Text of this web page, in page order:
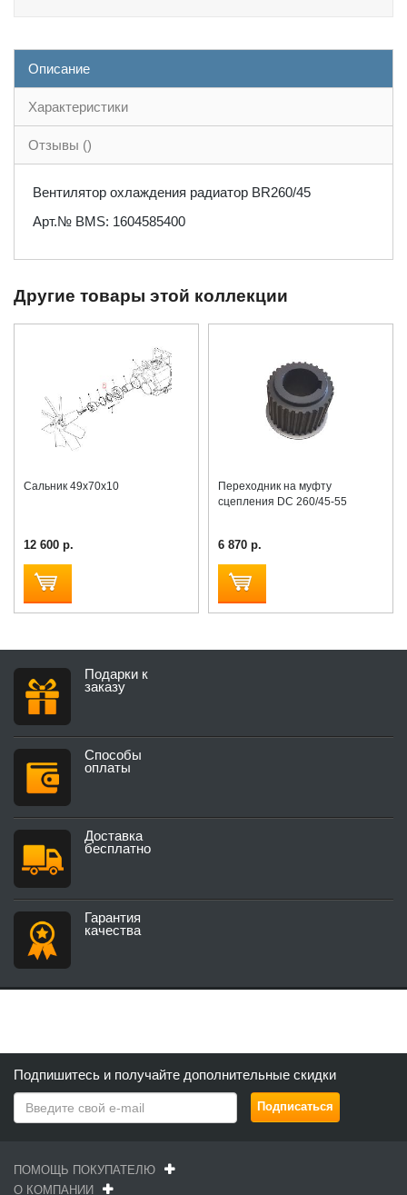
Описание
Характеристики
Отзывы ()
Вентилятор охлаждения радиатор BR260/45
Арт.№ BMS: 1604585400
Другие товары этой коллекции
Сальник 49х70х10
12 600 р.
Переходник на муфту
сцепления DC 260/45-55
6 870 р.
Подарки к
заказу
Способы
оплаты
Доставка
бесплатно
Гарантия
качества
Подпишитесь и получайте дополнительные скидки
ПОМОЩЬ ПОКУПАТЕЛЮ
О КОМПАНИИ